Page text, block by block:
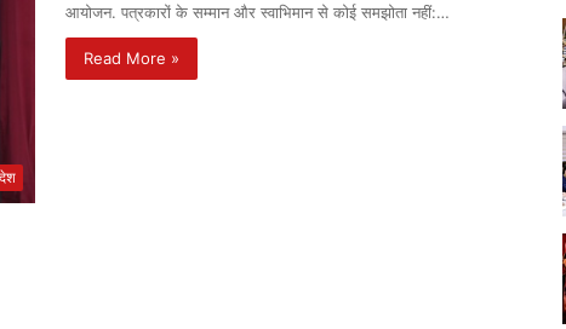
आयोजन. पत्रकारों के सम्मान और स्वाभिमान से कोई समझोता नहीं:…
Read More »